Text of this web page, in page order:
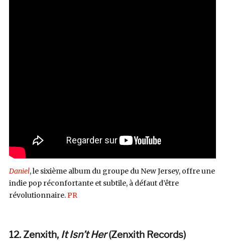
Daniel, le sixième album du groupe du New Jersey, offre une
indie pop réconfortante et subtile, à défaut d’être
révolutionnaire. PR
12. Zenxith,It Isn’t Her(Zenxith Records)